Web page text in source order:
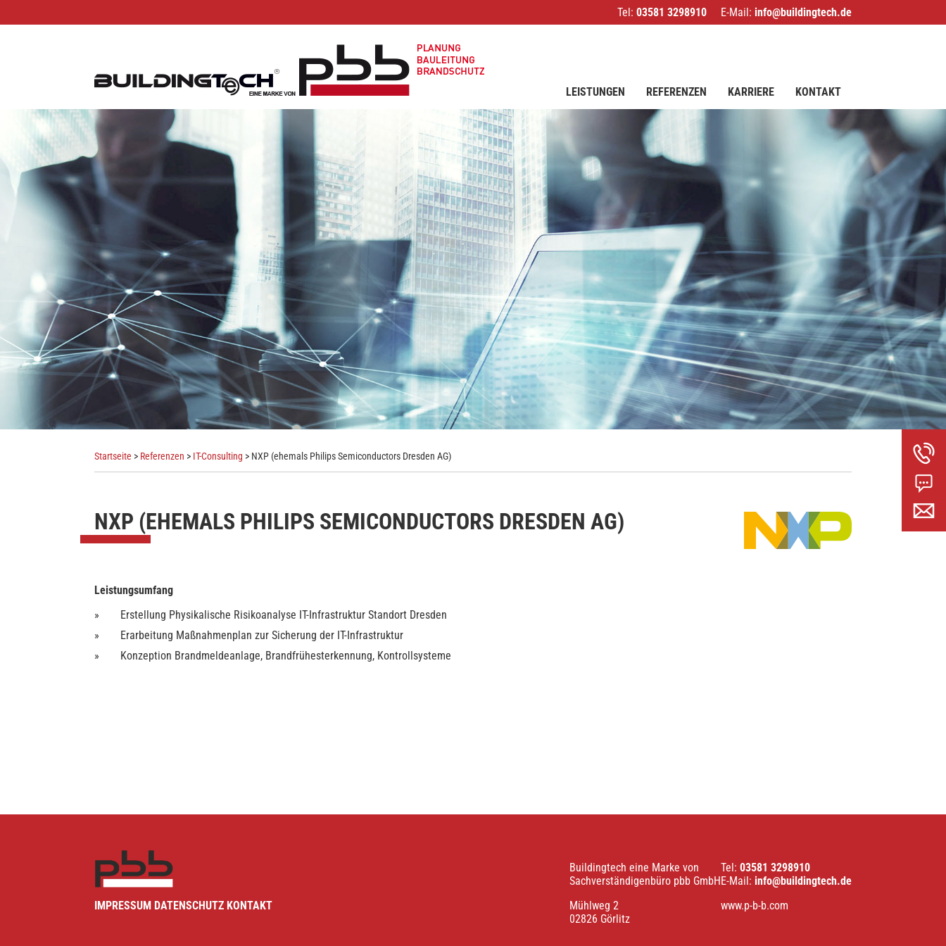
Tel: 03581 3298910E-Mail: info@buildingtech.de
LEISTUNGEN
IT-INFRASTRUKTURPLANUNG
IT-CONSULTING
SMART BUILDINGS
SICHERHEITSTECHNIK UND GEBÄUDEAUTOMATION
REFERENZEN
RZ-PLANUNG
IT-CONSULTING
SMART BUILDINGS
KARRIERE KONTAKT
Startseite > Referenzen > IT-Consulting > NXP (ehemals Philips Semiconductors Dresden AG)
NXP (EHEMALS PHILIPS SEMICONDUCTORS DRESDEN AG)
Leistungsumfang
Erstellung Physikalische Risikoanalyse IT-Infrastruktur Standort Dresden
Erarbeitung Maßnahmenplan zur Sicherung der IT-Infrastruktur
Konzeption Brandmeldeanlage, Brandfrühesterkennung, Kontrollsysteme
IMPRESSUM DATENSCHUTZ KONTAKT
Buildingtech eine Marke von
Sachverständigenbüro pbb GmbH
Mühlweg 2
02826 Görlitz
Tel: 03581 3298910
E-Mail: info@buildingtech.de
www.p-b-b.com